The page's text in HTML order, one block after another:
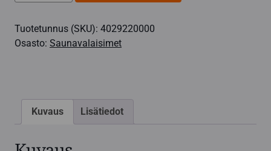
kuituinen
määrä
Tuotetunnus (SKU): 4029220000
Osasto: Saunavalaisimet
Kuvaus Lisätiedot